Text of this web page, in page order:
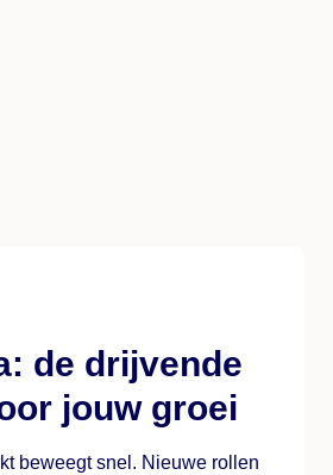
de drijvende
jouw groei
beweegt snel. Nieuwe rollen